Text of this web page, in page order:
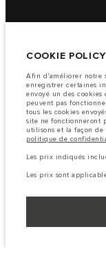
COOKIE POLICY
Afin d'améliorer notre
enregistrer certaines
envoyé un des
peuvent pas
tous les cookies
site ne fonctionneront
utilisons et la façon
politique de
Les prix indiqués
Les prix sont